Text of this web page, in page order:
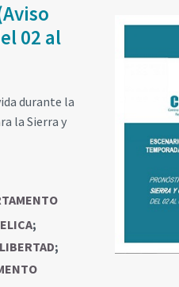
02 al
durante la
la Sierra y
;
;